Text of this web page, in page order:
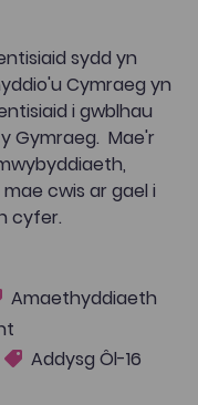
sydd yn
Cymraeg yn
i gwblhau
Gymraeg. Mae'r
cwis ar gael i
cyfer.
Amaethyddiaeth
Addysg Ôl-16